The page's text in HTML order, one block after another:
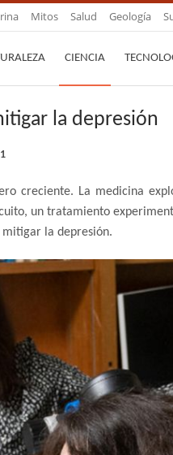
Mitos Salud Geología
CIENCIA
la depresión
creciente. La medicina
un tratamiento
mitigar la depresión.